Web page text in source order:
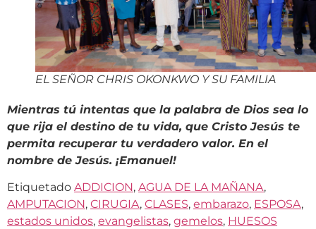
EL SEÑOR CHRIS OKONKWO Y SU FAMILIA
Mientras tú intentas que la palabra de Dios sea lo
que rija el destino de tu vida, que Cristo Jesús te
permita recuperar tu verdadero valor. En el
nombre de Jesús. ¡Emanuel!
Etiquetado ADDICION, AGUA DE LA MAÑANA,
AMPUTACION, CIRUGIA, CLASES, embarazo, ESPOSA,
estados unidos, evangelistas, gemelos, HUESOS